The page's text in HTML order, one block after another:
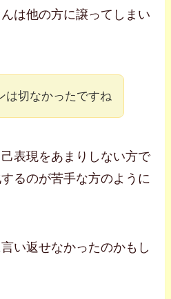
は他の方に譲ってしまい
は切なかったですね
表現をあまりしない方で
るのが苦手な方のように
い返せなかったのかもし